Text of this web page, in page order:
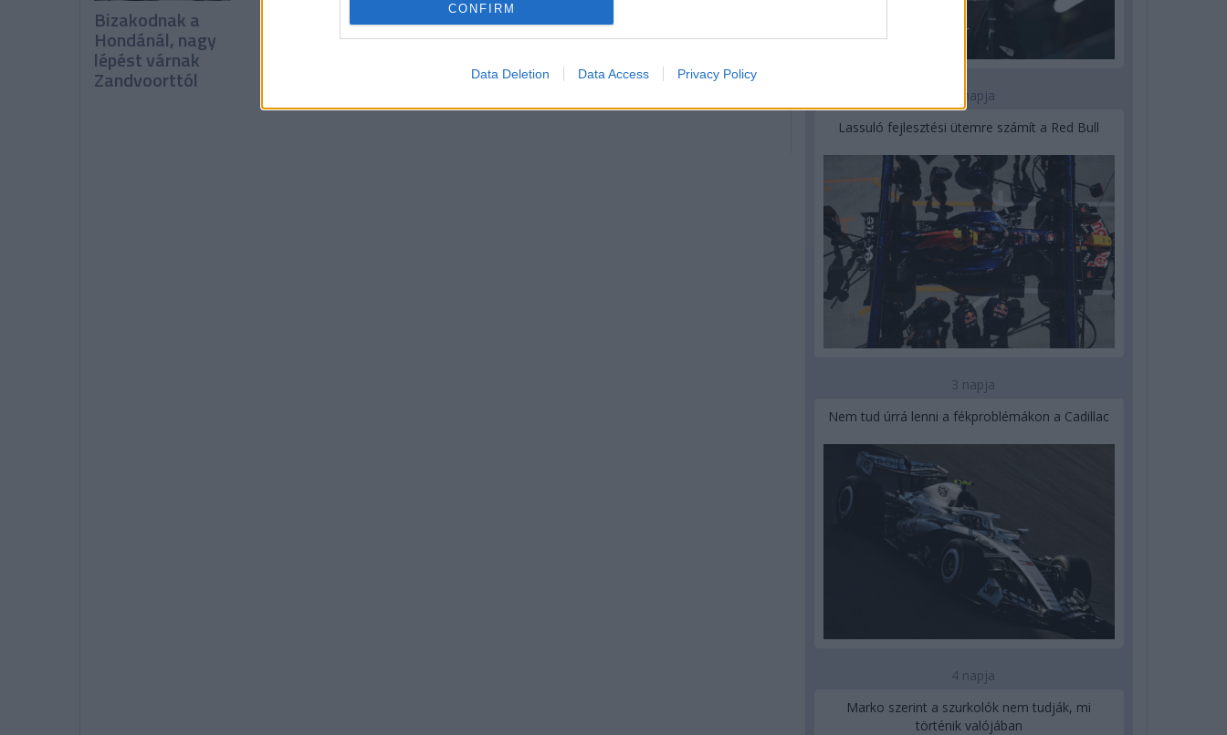
CONFIRM
Data Deletion Data Access Privacy Policy
Bizakodnak a
Hondánál, nagy
lépést várnak
Zandvoorttól
folyamatosan így
Red Bull: Óriási a
javulás az év
elejéhez képest
algoritmusok
dolgoznak az F1-
ben?
3 napja
Lassuló fejlesztési ütemre számít a Red Bull
3 napja
Nem tud úrrá lenni a fékproblémákon a Cadillac
4 napja
Marko szerint a szurkolók nem tudják, mi
történik valójában